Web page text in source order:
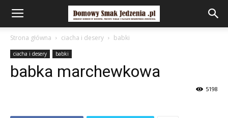
Strona główna ciacha i desery babki
ciacha i desery babki
babka marchewkowa
5198